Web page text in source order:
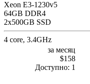
Xeon E3-1230v5
64GB DDR4
2x500GB SSD
4 core, 3.4GHz
за месяц
$158
Доступно: 1